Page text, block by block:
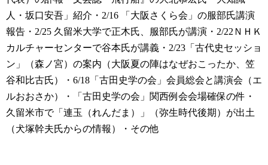
人・坂口安吾」紹介・2/16 「大阪さくら会」の服部氏講演
報告・2/25 久留米大学で正木氏、服部氏が講演・2/22ＮＨＫ
カルチャーセンターで谷本氏が講義・2/23「古代史セッショ
ン」（森ノ宮）の案内（大阪夏の陣はなぜおこったか、笠
谷和比古氏）・6/18「古田史学の会」会員総会と講演会（エ
ルおおさか）・「古田史学の会」関西例会会場確保の件・
久留米市で「連玉（れんだま）」（弥生時代後期）が出土
（犬塚幹夫氏からの情報）・その他